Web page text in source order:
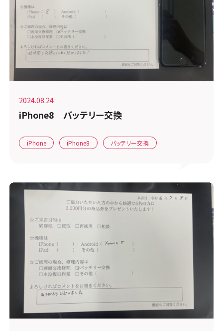
2024.08.24
iPhone8 バッテリー交換
iPhone iPhone8 バッテリー交換